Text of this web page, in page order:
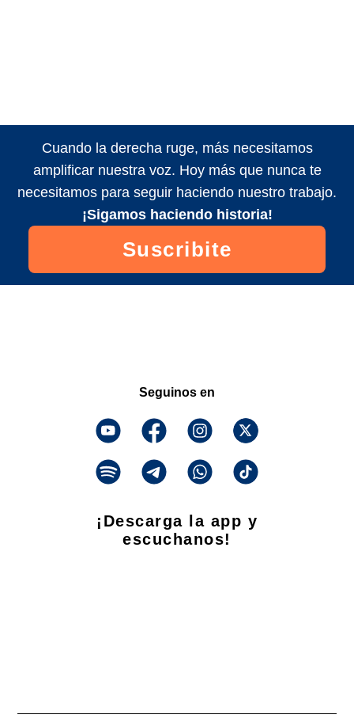
Cuando la derecha ruge, más necesitamos
amplificar nuestra voz. Hoy más que nunca te
necesitamos para seguir haciendo nuestro trabajo.
¡Sigamos haciendo historia!
Suscribite
Seguinos en
¡Descarga la app y
escuchanos!